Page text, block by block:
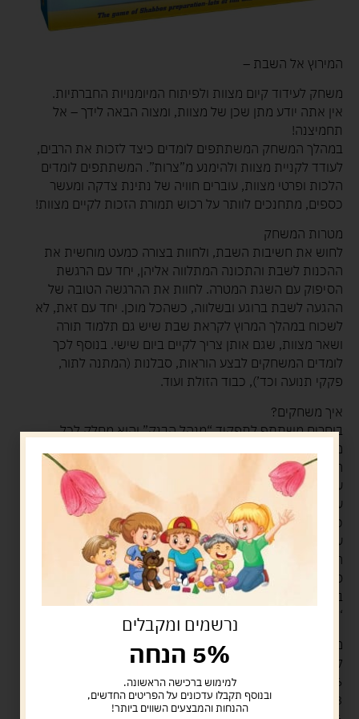
המירוץ אל השבת –
משחק לעידוד קיום מצוות ולפיתוח המיומנויות החברתיות.
אין אתה יודע מתן שכן של מצוות, ומצוה הבאה לידך – אל
תחמיצנה!
במהלך המשחק המשתתפים לומדים כיצד לזכות את הרבים,
לעודד לקניית מצוות ולהימנע מ”צרות”. המשתתפים לומדים
הלכות ופרטי מצוות, עוברים חוויה של נתינת צדקה ומעשר
כספים, מתחנכים לוותר על רכוש תמורת הזכות לקיים מצוות!
מטרות המשחק
לחוש את חשיבות השבת, ולחוות בצורה כמעט מוחשית את
ההכנות לשבת והתכונה המתלווה אליהן, יחד עם הרגשת
הסיפוק עם השגת המטרה. לחוות את ההרגשה הטובה של
ההגעה לשבת ברוגע ובשלווה, כשהכל מוכן. יחד עם זאת, לא
לשכוח במהלך המרוץ לקראת שבת שיש גם תלמוד תורה
ושאר מצוות, שגם אותן צריך לקיים ביום שישי. בנוסף לכך
לומדים המשחקים לבצע הוראות, סבלנות (המתנה לתור,
פקקי תנועה וכד’), כבוד הזולת ועוד.
איך משחקים?
בוחרים משתתף לתפקיד “מנהל הבנק” והוא מחלק לכל
הקלפים ומניחים אותם כשפניהם כלפי מטה במקום המיועד
על גבי הלוח. כל משתתף בוחר לו חייל ומעמיד אותו ב”מלון גן
עדן”.
כל משתתף בתורו מטיל את שתי הקוביות ומתקדם בהתאם.
עם הגיעו למשבצת היעד עליו למלא אחר ההוראות
המתאימות לאותה משבצת.
סיום המשחק – כאשר אוזלות המדליות בבנק. משתתף אשר
ברשותו מספר המדליות הגדול ביותר ולפחות שבעה קלפי
‘קנה מצווה’ הוא המנצח.
מה בקופסה?
לוח משחק
6 סלי קניות
3 קבוצות קלפים (“מי שטרח”, “בערב שבת”, “דייג”)
נרשמים ומקבלים
5% הנחה
למימוש ברכישה הראשונה.
ובנוסף תקבלו עדכונים על הפריטים החדשים,
ההנחות והמבצעים השווים ביותר!